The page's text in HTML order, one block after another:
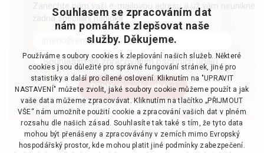
Zanechte nám vaši e-mailovou adresu a už vám neunikne
žádná speciální nabídka
Souhlasím se zpracováním osobních údajů
Souhlasem se zpracováním dat
nám pomáháte zlepšovat naše
služby. Děkujeme.
Používáme soubory cookies k zlepšování našich služeb. Některé
cookies jsou důležité pro správné fungování stránek, jiné pro
statistiky a další pro cílené oslovení. Kliknutím na "UPRAVIT
NASTAVENÍ" můžete zvolit, jaké soubory cookie můžeme použít a jak
vaše data můžeme zpracovávat. Kliknutím na tlačítko „PŘIJMOUT
VŠE“ nám umožníte použití cookie a zpracování vašich dat v plném
rozsahu dle našich zásad. Souhlasíte tak také s tím, že tyto data
mohou být přenášeny a zpracovávány v zemích mimo Evropský
hospodářský prostor, kde mohou platit jiné podmínky zabezpečení.